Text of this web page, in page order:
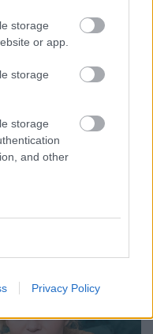
storage
or app.
storage
storage
and other
Privacy Policy
határon,
és már
magas művészi